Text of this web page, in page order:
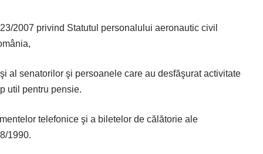
2007 privind Statutul personalului aeronautic civil
al senatorilor şi persoanele care au desfăşurat activitate
util pentru pensie.
telefonice şi a biletelor de călătorie ale
1990.